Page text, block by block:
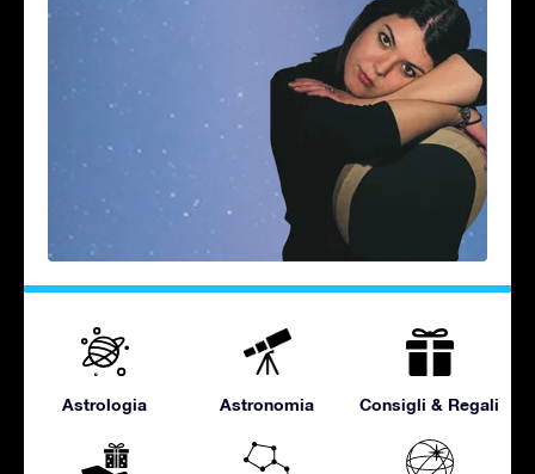
Astrologia Astronomia Consigli & Regali